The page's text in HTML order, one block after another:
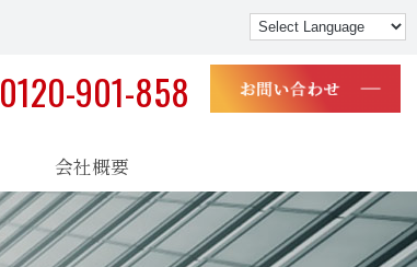
0120-901-858
会社概要